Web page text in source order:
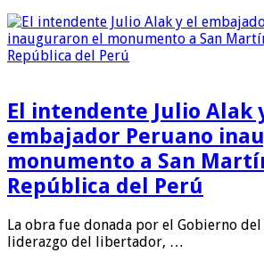
El intendente Julio Alak
embajador Peruano
monumento a San
República del Perú
La obra fue donada por el Gobierno
liderazgo del libertador, …